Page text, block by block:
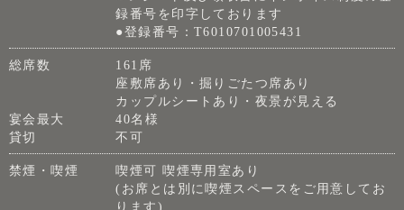
録番号を印字しております
●登録番号：T6010701005431
総席数
161席
座敷席あり・掘りごたつ席あり
カップルシートあり・夜景が見える
宴会最大
40名様
貸切
不可
禁煙・喫煙
喫煙可 喫煙専用室あり
(お席とは別に喫煙スペースをご用意してお
ります)